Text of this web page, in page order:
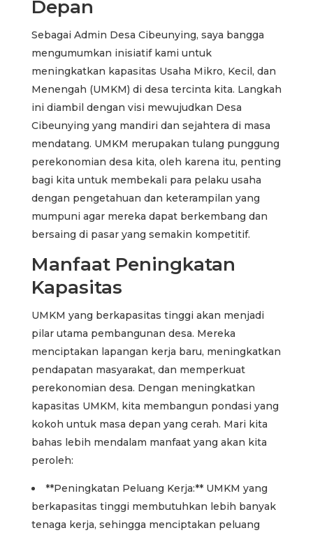
Depan
Sebagai Admin Desa Cibeunying, saya bangga
mengumumkan inisiatif kami untuk
meningkatkan kapasitas Usaha Mikro, Kecil, dan
Menengah (UMKM) di desa tercinta kita. Langkah
ini diambil dengan visi mewujudkan Desa
Cibeunying yang mandiri dan sejahtera di masa
mendatang. UMKM merupakan tulang punggung
perekonomian desa kita, oleh karena itu, penting
bagi kita untuk membekali para pelaku usaha
dengan pengetahuan dan keterampilan yang
mumpuni agar mereka dapat berkembang dan
bersaing di pasar yang semakin kompetitif.
Manfaat Peningkatan
Kapasitas
UMKM yang berkapasitas tinggi akan menjadi
pilar utama pembangunan desa. Mereka
menciptakan lapangan kerja baru, meningkatkan
pendapatan masyarakat, dan memperkuat
perekonomian desa. Dengan meningkatkan
kapasitas UMKM, kita membangun pondasi yang
kokoh untuk masa depan yang cerah. Mari kita
bahas lebih mendalam manfaat yang akan kita
peroleh:
**Peningkatan Peluang Kerja:** UMKM yang
berkapasitas tinggi membutuhkan lebih banyak
tenaga kerja, sehingga menciptakan peluang